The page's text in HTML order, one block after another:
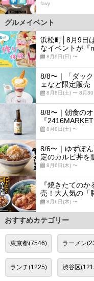
favy
グルメイベント
浜松町│8月9日
なイベントが『
8月9日(日) 〜
8/8〜｜「ダッ
ェなど限定販売
8月8日(土) 〜 8月30
8/8〜｜朝食の
『
8月8日(土) 〜
8/6〜｜ゆずぽ
定のカルビ丼を
8月6日(木) 〜
『焼きたての
売！大人気の「
8月6日(木) 〜
おすすめカテゴリー
東京都(7546) ラーメン
ランチ(1225) 渋谷区